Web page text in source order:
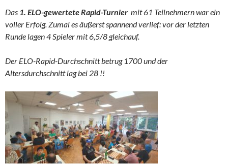
Das 1. ELO-gewertete Rapid-Turnier mit 61 Teilnehmern war ein
voller Erfolg. Zumal es äußerst spannend verlief: vor der letzten
Runde lagen 4 Spieler mit 6,5/8 gleichauf.
Der ELO-Rapid-Durchschnitt betrug 1700 und der
Altersdurchschnitt lag bei 28 !!